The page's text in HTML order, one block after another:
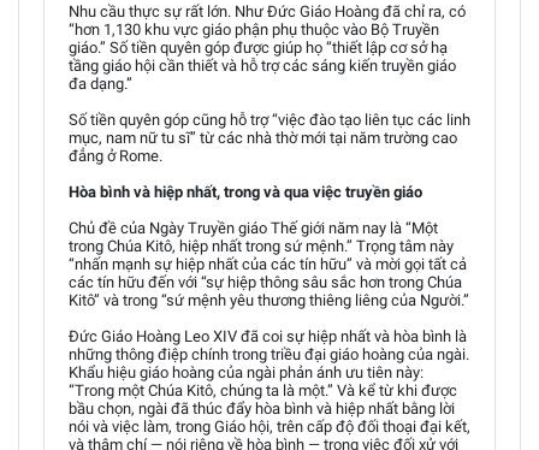
Nhu cầu thực sự rất lớn. Như Đức Giáo Hoàng đã chỉ ra, có
“hơn 1,130 khu vực giáo phận phụ thuộc vào Bộ Truyền
giáo.” Số tiền quyên góp được giúp họ “thiết lập cơ sở hạ
tầng giáo hội cần thiết và hỗ trợ các sáng kiến truyền giáo
đa dạng.”
Số tiền quyên góp cũng hỗ trợ “việc đào tạo liên tục các linh
mục, nam nữ tu sĩ” từ các nhà thờ mới tại năm trường cao
đẳng ở Rome.
Hòa bình và hiệp nhất, trong và qua việc truyền giáo
Chủ đề của Ngày Truyền giáo Thế giới năm nay là “Một
trong Chúa Kitô, hiệp nhất trong sứ mệnh.” Trọng tâm này
“nhấn mạnh sự hiệp nhất của các tín hữu” và mời gọi tất cả
các tín hữu đến với “sự hiệp thông sâu sắc hơn trong Chúa
Kitô” và trong “sứ mệnh yêu thương thiêng liêng của Người.”
Đức Giáo Hoàng Leo XIV đã coi sự hiệp nhất và hòa bình là
những thông điệp chính trong triều đại giáo hoàng của ngài.
Khẩu hiệu giáo hoàng của ngài phản ánh ưu tiên này:
“Trong một Chúa Kitô, chúng ta là một.” Và kể từ khi được
bầu chọn, ngài đã thúc đẩy hòa bình và hiệp nhất bằng lời
nói và việc làm, trong Giáo hội, trên cấp độ đối thoại đại kết,
và thậm chí — nói riêng về hòa bình — trong việc đối xử với